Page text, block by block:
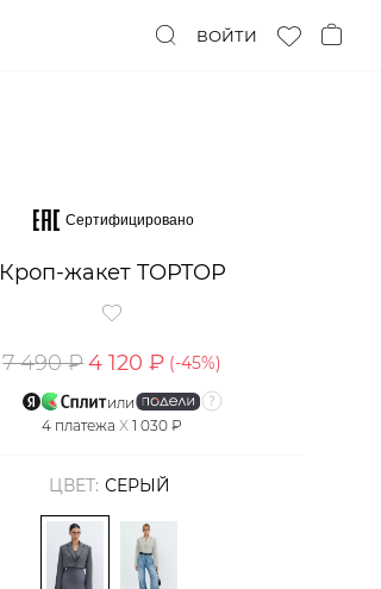
ВОЙТИ
Сертифицировано
Кроп-жакет TOPTOP
7 490 ₽4 120 ₽ (-45%)
или
4 платежаX 1 030 ₽
ЦВЕТ: СЕРЫЙ